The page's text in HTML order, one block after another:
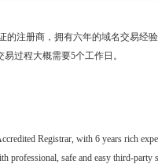
的注册商，拥有六年的域名交易经
过程大概需要5个工作日。
Registrar, with 6 years rich
safe and easy third-party